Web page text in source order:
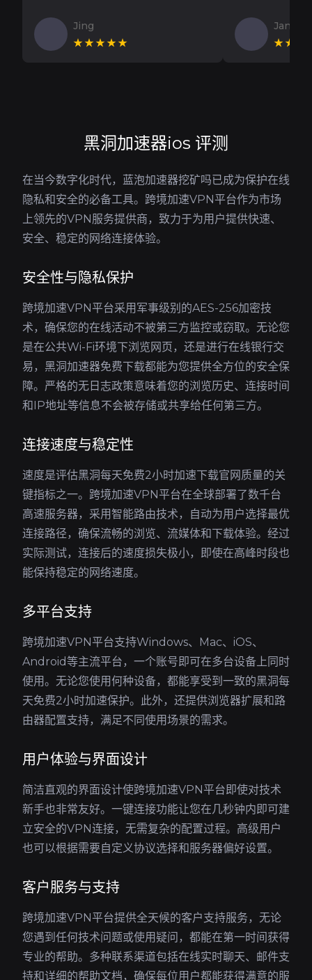
Jing
★★★★★
Jan V
黑洞加速器ios 评测
在当今数字化时代，蓝泡加速器挖矿吗已成为保护在线
隐私和安全的必备工具。跨境加速VPN平台作为市场
上领先的VPN服务提供商，致力于为用户提供快速、
安全、稳定的网络连接体验。
安全性与隐私保护
跨境加速VPN平台采用军事级别的AES-256加密技
术，确保您的在线活动不被第三方监控或窃取。无论您
是在公共Wi-Fi环境下浏览网页，还是进行在线银行交
易，黑洞加速器免费下载都能为您提供全方位的安全保
障。严格的无日志政策意味着您的浏览历史、连接时间
和IP地址等信息不会被存储或共享给任何第三方。
连接速度与稳定性
速度是评估黑洞每天免费2小时加速下载官网质量的关
键指标之一。跨境加速VPN平台在全球部署了数千台
高速服务器，采用智能路由技术，自动为用户选择最优
连接路径，确保流畅的浏览、流媒体和下载体验。经过
实际测试，连接后的速度损失极小，即使在高峰时段也
能保持稳定的网络速度。
多平台支持
跨境加速VPN平台支持Windows、Mac、iOS、
Android等主流平台，一个账号即可在多台设备上同时
使用。无论您使用何种设备，都能享受到一致的黑洞每
天免费2小时加速保护。此外，还提供浏览器扩展和路
由器配置支持，满足不同使用场景的需求。
用户体验与界面设计
简洁直观的界面设计使跨境加速VPN平台即使对技术
新手也非常友好。一键连接功能让您在几秒钟内即可建
立安全的VPN连接，无需复杂的配置过程。高级用户
也可以根据需要自定义协议选择和服务器偏好设置。
客户服务与支持
跨境加速VPN平台提供全天候的客户支持服务，无论
您遇到任何技术问题或使用疑问，都能在第一时间获得
专业的帮助。多种联系渠道包括在线实时聊天、邮件支
持和详细的帮助文档，确保每位用户都能获得满意的服